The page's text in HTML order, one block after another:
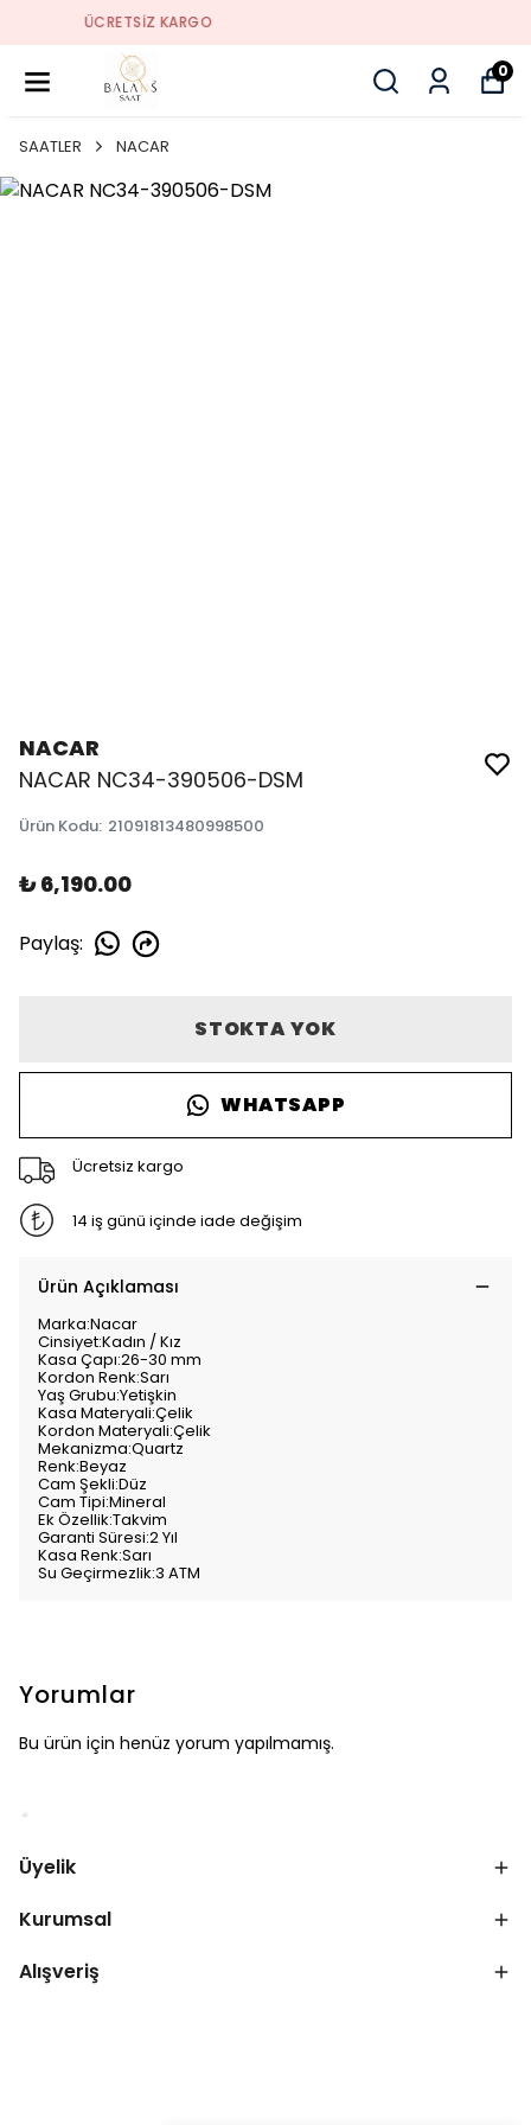
0
SAATLER NACAR
NACAR
NACAR NC34-390506-DSM
Ürün Kodu: 21091813480998500
₺ 6,190.00
Paylaş:
STOKTA YOK
WHATSAPP
Ücretsiz kargo
14 iş günü içinde iade değişim
Ürün Açıklaması
Marka:Nacar
Cinsiyet:Kadın / Kız
Kasa Çapı:26-30 mm
Kordon Renk:Sarı
Yaş Grubu:Yetişkin
Kasa Materyali:Çelik
Kordon Materyali:Çelik
Mekanizma:Quartz
Renk:Beyaz
Cam Şekli:Düz
Cam Tipi:Mineral
Ek Özellik:Takvim
Garanti Süresi:2 Yıl
Kasa Renk:Sarı
Su Geçirmezlik:3 ATM
Yorumlar
Bu ürün için henüz yorum yapılmamış.
Üyelik
Kurumsal
Alışveriş